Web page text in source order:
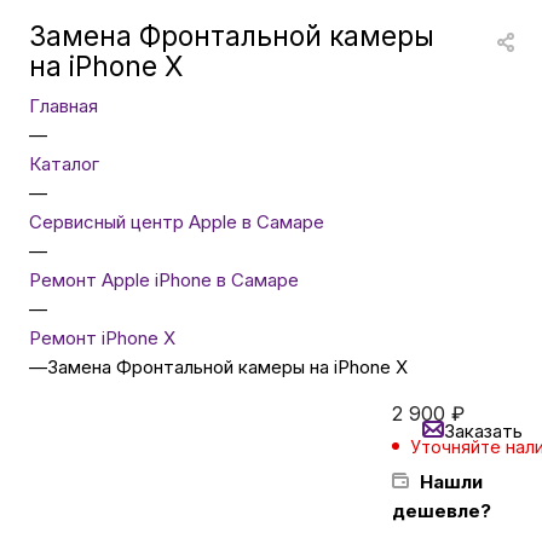
Умные кольца
Товары для детей
ТВ и проекторы
Замена Фронтальной камеры
на iPhone X
Главная
—
Каталог
—
Сервисный центр Apple в Самаре
—
Ремонт Apple iPhone в Самаре
—
Ремонт iPhone X
—Замена Фронтальной камеры на iPhone X
2 900 ₽
Уточняйте
Нашли
дешевле?
Заказать